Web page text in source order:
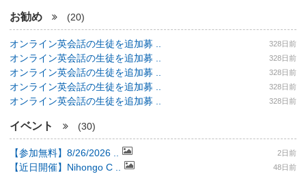
お勧め (20)
オンライン英会話の生徒を追加募 .. 328日前
オンライン英会話の生徒を追加募 .. 328日前
オンライン英会話の生徒を追加募 .. 328日前
オンライン英会話の生徒を追加募 .. 328日前
オンライン英会話の生徒を追加募 .. 328日前
イベント (30)
【参加無料】8/26/2026 .. 2日前
【近日開催】Nihongo C .. 48日前